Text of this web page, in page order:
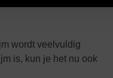
wordt veelvuldig
is, kun je het nu ook